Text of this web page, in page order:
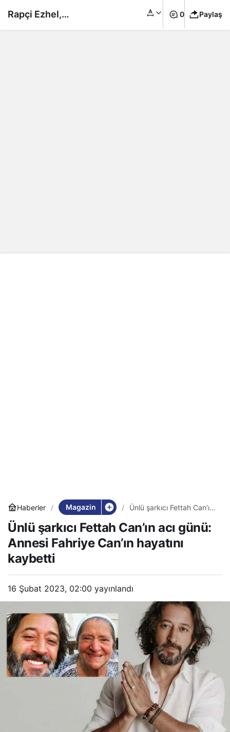
Haberler Magazin
Ünlü şarkıcı Fettah Can’ın
Can’ın hayatını kaybetti
Ünlü şarkıcı Fettah Can’ın acı günü:
Annesi Fahriye Can’ın hayatını
kaybetti
16 Şubat 2023, 02:00 yayınlandı
Rapçi Ezhel, 0 Paylaş